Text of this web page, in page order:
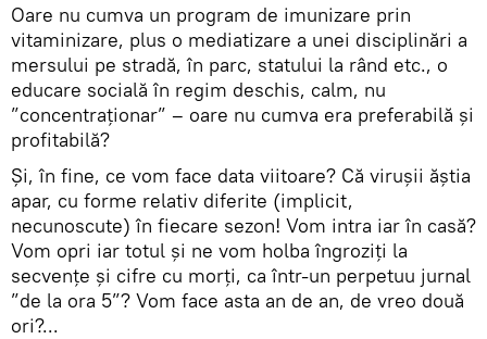
Oare nu cumva un program de imunizare prin
vitaminizare, plus o mediatizare a unei disciplinări a
mersului pe stradă, în parc, statului la rând etc., o
educare socială în regim deschis, calm, nu
”concentraționar” – oare nu cumva era preferabilă și
profitabilă?
Și, în fine, ce vom face data viitoare? Că virușii ăștia
apar, cu forme relativ diferite (implicit,
necunoscute) în fiecare sezon! Vom intra iar în casă?
Vom opri iar totul și ne vom holba îngroziți la
secvențe și cifre cu morți, ca într-un perpetuu jurnal
”de la ora 5”? Vom face asta an de an, de vreo două
ori?...